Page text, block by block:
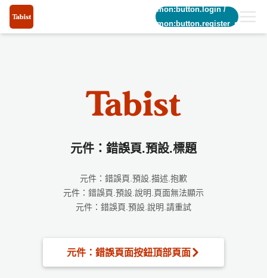
common:button.login/
common:button.register_short
元件：錯誤頁.預設.標題
元件：錯誤頁.預設.描述.抱歉
元件：錯誤頁.預設.說明.頁面無法顯示
元件：錯誤頁.預設.說明.請重試
元件：錯誤頁面按鈕頂部頁面